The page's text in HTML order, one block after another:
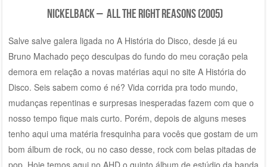
Nickelback – All The Right Reasons (2005)
Salve salve galera ligada no A História do Disco, desde já eu
Bruno Machado peço desculpas do fundo do meu coração pela
demora em relação a novas matérias aqui no site A História do
Disco. Seis sabem como é né? Vida corrida pra todo mundo,
mudanças repentinas e surpresas inesperadas fazem com que o
nosso tempo fique mais curto. Porém, depois de alguns meses
tenho aqui uma matéria fresquinha para vocês que gostam de um
bom álbum de rock, ou no caso desse, rock com belas pitadas de
pop. Hoje temos aqui no AHD o quinto álbum de estúdio da banda